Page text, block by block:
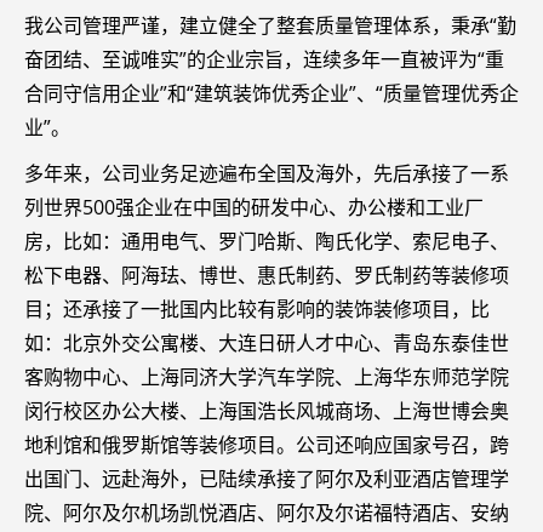
我公司管理严谨，建立健全了整套质量管理体系，秉承“勤
奋团结、至诚唯实”的企业宗旨，连续多年一直被评为“重
合同守信用企业”和“建筑装饰优秀企业”、“质量管理优秀企
业”。
多年来，公司业务足迹遍布全国及海外，先后承接了一系
列世界500强企业在中国的研发中心、办公楼和工业厂
房，比如：通用电气、罗门哈斯、陶氏化学、索尼电子、
松下电器、阿海珐、博世、惠氏制药、罗氏制药等装修项
目；还承接了一批国内比较有影响的装饰装修项目，比
如：北京外交公寓楼、大连日研人才中心、青岛东泰佳世
客购物中心、上海同济大学汽车学院、上海华东师范学院
闵行校区办公大楼、上海国浩长风城商场、上海世博会奥
地利馆和俄罗斯馆等装修项目。公司还响应国家号召，跨
出国门、远赴海外，已陆续承接了阿尔及利亚酒店管理学
院、阿尔及尔机场凯悦酒店、阿尔及尔诺福特酒店、安纳